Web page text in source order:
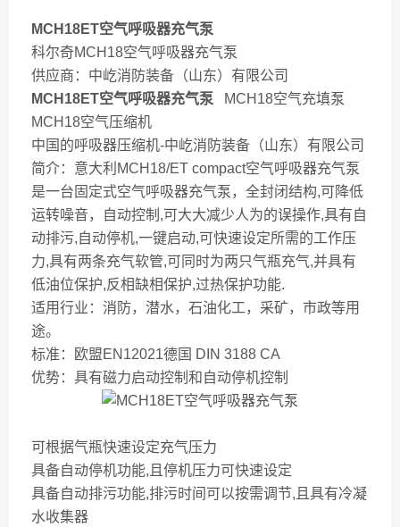
MCH18ET空气呼吸器充气泵
科尔奇MCH18空气呼吸器充气泵
供应商：中屹消防装备（山东）有限公司
MCH18ET空气呼吸器充气泵 MCH18空气充填泵
MCH18空气压缩机
中国的呼吸器压缩机-中屹消防装备（山东）有限公司
简介：意大利MCH18/ET compact空气呼吸器充气泵
是一台固定式空气呼吸器充气泵，全封闭结构,可降低
运转噪音，自动控制,可大大减少人为的误操作,具有自
动排污,自动停机,一键启动,可快速设定所需的工作压
力,具有两条充气软管,可同时为两只气瓶充气,并具有
低油位保护,反相缺相保护,过热保护功能.
适用行业：消防，潜水，石油化工，采矿，市政等用
途。
标准：欧盟EN12021德国 DIN 3188 CA
优势：具有磁力启动控制和自动停机控制
可根据气瓶快速设定充气压力
具备自动停机功能,且停机压力可快速设定
具备自动排污功能,排污时间可以按需调节,且具有冷凝
水收集器